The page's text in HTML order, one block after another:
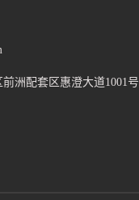
洲配套区惠澄大道1001号